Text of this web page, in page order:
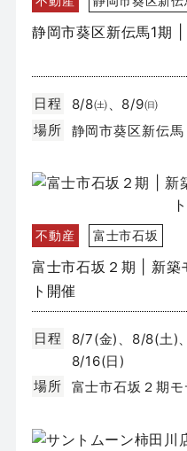
静岡市葵区新伝馬1期
日程
8/8㈯、8/9㈰
場所
静岡市葵区新伝
不動産 富士市石坂
富士市石坂２期 | 新築
ト開催
日程
8/7(金)、8/8(土)
8/16(日)
場所
富士市石坂２期モ